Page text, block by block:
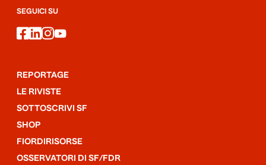
SEGUICI SU
facebook
linkedin
instagram
youtube
REPORTAGE
LE RIVISTE
SOTTOSCRIVI SF
SHOP
FIORDIRISORSE
OSSERVATORI DI SF/FDR